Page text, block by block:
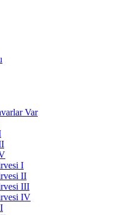
Var
I
II
III
IV